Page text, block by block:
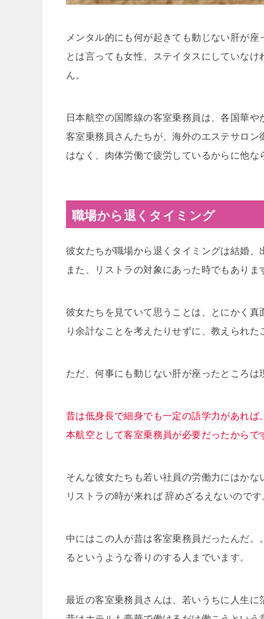
メンタル的にも何が起きても動じない肝が座
とは言っても女性、ステイタスにしていな
ん。
日本航空の国際線の客室乗務員は、各国華
客室乗務員さんたちが、海外のエステサロ
はなく、肉体労働で疲労しているからに他な
職場から退くタイミング
彼女たちが職場から退くタイミングは結婚
また、リストラの対象にあった時でもありま
彼女たちを見ていて思うことは、とにかく
り余計なことを考えたりせずに、教えられ
ただ、何事にも動じない肝が座ったところ
昔は低身長で細身でも一定の語学力があれ
本航空として客室乗務員が必要だったから
そんな彼女たちも若い社員の労働力にはかな
リストラの時が来れば 辞めざるえないのです
中にはこの人が昔は客室乗務員だったんだ
るというような香りのする人までいます。
最近の客室乗務員さんは、若いうちに人生